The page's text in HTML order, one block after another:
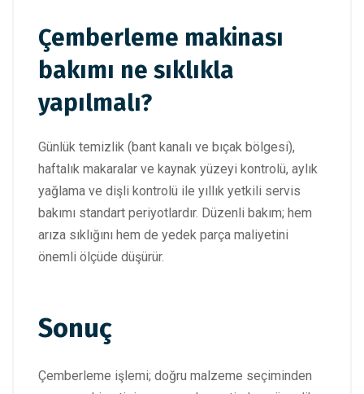
Çemberleme makinası
bakımı ne sıklıkla
yapılmalı?
Günlük temizlik (bant kanalı ve bıçak bölgesi),
haftalık makaralar ve kaynak yüzeyi kontrolü, aylık
yağlama ve dişli kontrolü ile yıllık yetkili servis
bakımı standart periyotlardır. Düzenli bakım; hem
arıza sıklığını hem de yedek parça maliyetini
önemli ölçüde düşürür.
Sonuç
Çemberleme işlemi; doğru malzeme seçiminden